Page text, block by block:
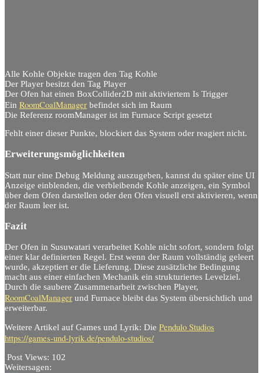
Alle Kohle Objekte tragen den Tag Kohle
Der Player besitzt den Tag Player
Der Ofen hat einen BoxCollider2D mit aktiviertem Is Trigger
Ein RoomCoalManager befindet sich im Raum
Die Referenz roomManager ist im Furnace Script gesetzt
Fehlt einer dieser Punkte, blockiert das System oder reagiert nicht.
Erweiterungsmöglichkeiten
Statt nur eine Debug Meldung auszugeben, kannst du später eine UI
Anzeige einblenden, die verbleibende Kohle anzeigen, ein Symbol
über dem Ofen darstellen oder den Ofen visuell erst aktivieren, wenn
der Raum leer ist.
Fazit
Der Ofen in Susuwatari verarbeitet Kohle nicht sofort, sondern folgt
einer klar definierten Regel. Erst wenn der Raum vollständig geleert
wurde, akzeptiert er die Lieferung. Diese zusätzliche Bedingung
macht aus einer einfachen Mechanik ein strukturiertes Levelziel.
Durch die saubere Zusammenarbeit zwischen Player,
RoomCoalManager und Furnace bleibt das System übersichtlich und
erweiterbar.
Weitere Artikel auf Games und Lyrik: Die Pendulo Studios
https://games-und-lyrik.de/pendulo-studios/
Post Views: 102
Weitersagen: